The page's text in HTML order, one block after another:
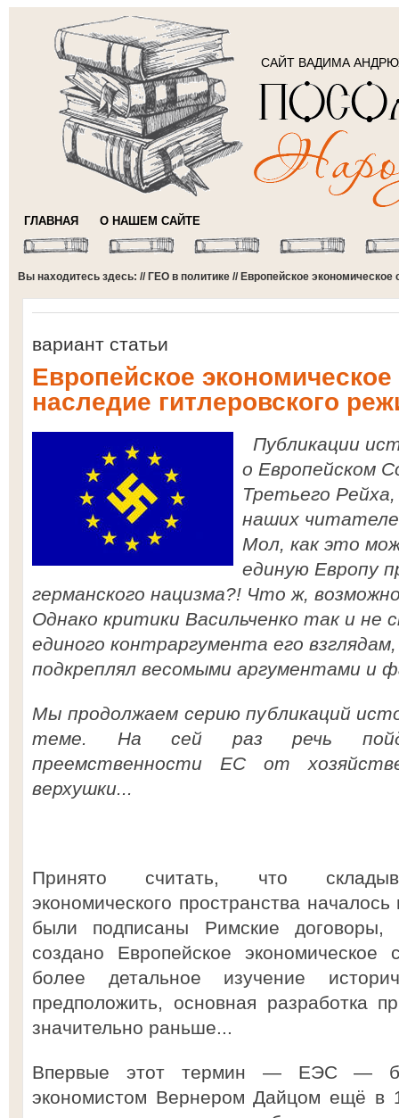
САЙТ ВАДИМА
ГЛАВНАЯ О НАШЕМ САЙТЕ
Вы находитесь здесь: // ГЕО в политике // Европейское экономическое
вариант статьи
Европейское
наследие гитлеровского
Публикации
о Европейском
Третьего
наших
Мол, как это
единую Европу
германского нацизма?! Что ж,
Однако критики Васильченко так и не
единого контраргумента его
подкреплял весомыми аргументами и
Мы продолжаем серию публикаций
теме. На сей раз речь
преемственности ЕС от
верхушки...
Принято считать, что
экономического пространства
были подписаны Римские
создано Европейское
более детальное изучение
предположить, основная разработка
значительно раньше...
Впервые этот термин — ЕЭС —
экономистом Вернером Дайцом ещё в